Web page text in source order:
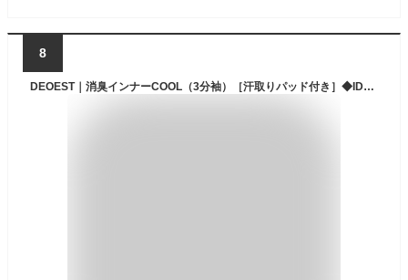
8
DEOEST｜消臭インナーCOOL（3分袖）［汗取りパッド付き］◆IDG02◆消臭シャツ 消臭下着 消臭インナー 半袖 体臭 汗臭 加齢臭 脇臭 生乾き臭 脇汗 汗脇 汗じみ 女性 婦人 レディース 接触冷感 涼感 クールビズ